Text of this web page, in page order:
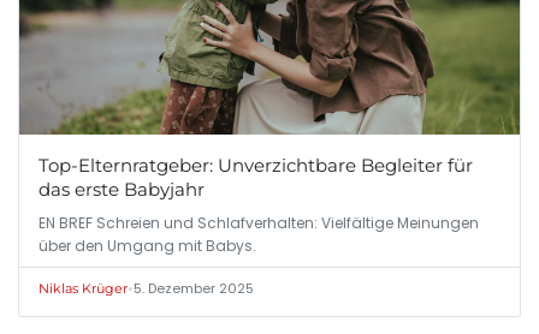
Top-Elternratgeber: Unverzichtbare Begleiter für
das erste Babyjahr
EN BREF Schreien und Schlafverhalten: Vielfältige Meinungen
über den Umgang mit Babys.
Niklas Krüger•5. Dezember 2025